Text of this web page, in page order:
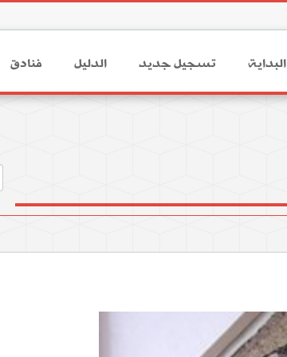
البداية تسجيل جديد الدليل فنادق